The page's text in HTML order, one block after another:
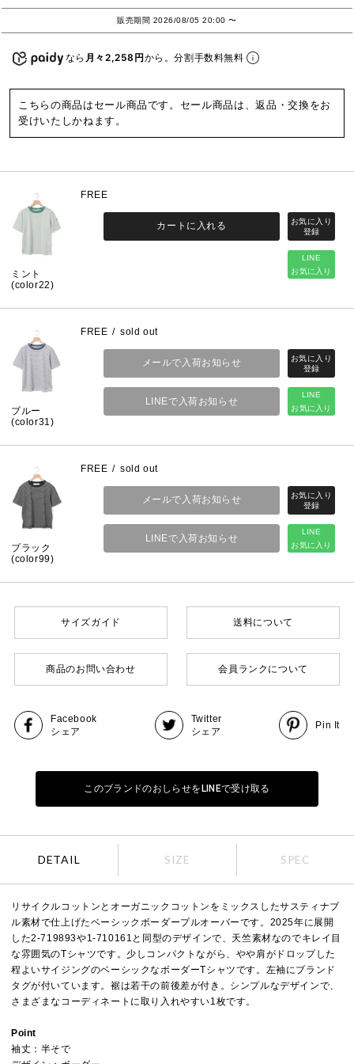
販売期間 2026/08/05 20:00〜
なら 月々2,258円から。分割手数料無料
こちらの商品はセール商品です。セール商品は、返品・交換をお
受けいたしかねます。
ミント
(color22)
FREE
LINE
お気に入り
カートに入れる
ブルー
(color31)
FREE sold out
LINE
お気に入り
メールで入荷お知らせ
LINEで入荷お知らせ
ブラック
(color99)
FREE sold out
LINE
お気に入り
メールで入荷お知らせ
LINEで入荷お知らせ
サイズガイド 送料について
商品のお問い合わせ 会員ランクについて
Facebook
シェア
Twitter
シェア
Pin It
このブランドのおしらせをLINEで受け取る
DETAIL SIZE SPEC
リサイクルコットンとオーガニックコットンをミックスしたサスティナブ
ル素材で仕上げたベーシックボーダープルオーバーです。2025年に展開
した2-719893や1-710161と同型のデザインで、天竺素材なのでキレイ目
な雰囲気のTシャツです。少しコンパクトながら、やや肩がドロップした
程よいサイジングのベーシックなボーダーTシャツです。左袖にブランド
タグが付いています。裾は若干の前後差が付き。シンプルなデザインで、
さまざまなコーディネートに取り入れやすい1枚です。
Point
袖丈：半そで